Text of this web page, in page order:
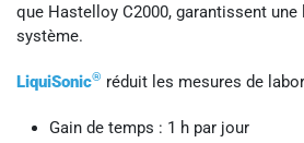
que Hastelloy C2000, garantissent une
système.
LiquiSonic® réduit les mesures de
Gain de temps : 1 h par jour